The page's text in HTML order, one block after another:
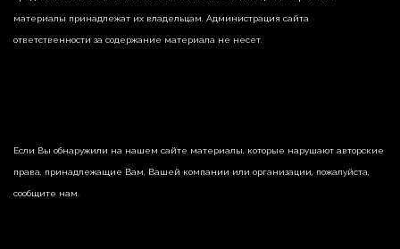
материалы принадлежат их владельцам. Администрация сайта
ответственности за содержание материала не несет.
Если Вы обнаружили на нашем сайте материалы, которые нарушают авторские
права, принадлежащие Вам, Вашей компании или организации, пожалуйста,
сообщите нам.